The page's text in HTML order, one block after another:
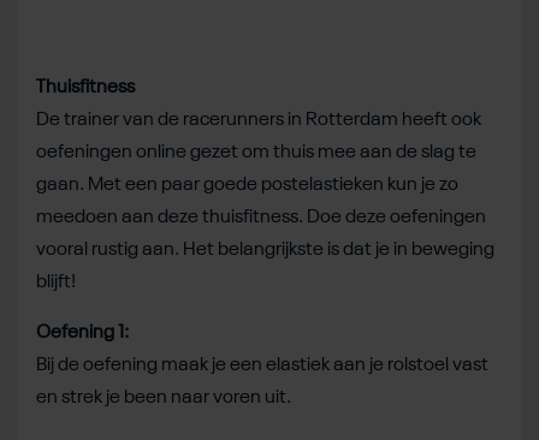
Thuisfitness
De trainer van de racerunners in Rotterdam heeft ook
oefeningen online gezet om thuis mee aan de slag te
gaan. Met een paar goede postelastieken kun je zo
meedoen aan deze thuisfitness. Doe deze oefeningen
vooral rustig aan. Het belangrijkste is dat je in beweging
blijft!
Oefening 1:
Bij de oefening maak je een elastiek aan je rolstoel vast
en strek je been naar voren uit.